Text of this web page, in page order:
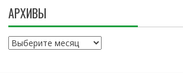
АРХИВЫ
А